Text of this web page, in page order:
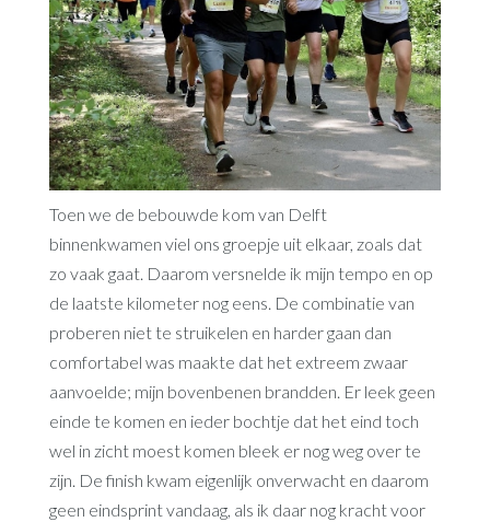
Toen we de bebouwde kom van Delft
binnenkwamen viel ons groepje uit elkaar, zoals dat
zo vaak gaat. Daarom versnelde ik mijn tempo en op
de laatste kilometer nog eens. De combinatie van
proberen niet te struikelen en harder gaan dan
comfortabel was maakte dat het extreem zwaar
aanvoelde; mijn bovenbenen brandden. Er leek geen
einde te komen en ieder bochtje dat het eind toch
wel in zicht moest komen bleek er nog weg over te
zijn. De finish kwam eigenlijk onverwacht en daarom
geen eindsprint vandaag, als ik daar nog kracht voor